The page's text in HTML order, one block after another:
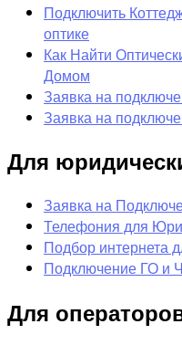
Подключить
оптике
Как Найти
Домом
Заявка на
Заявка на
Для
Заявка на
Телефония для
Подбор интернета
Подключение ГО
Для